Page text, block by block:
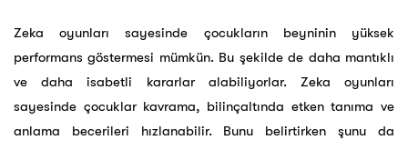
Zeka oyunları sayesinde çocukların beyninin yüksek
performans göstermesi mümkün. Bu şekilde de daha mantıklı
ve daha isabetli kararlar alabiliyorlar. Zeka oyunları
sayesinde çocuklar kavrama, bilinçaltında etken tanıma ve
anlama becerileri hızlanabilir. Bunu belirtirken şunu da